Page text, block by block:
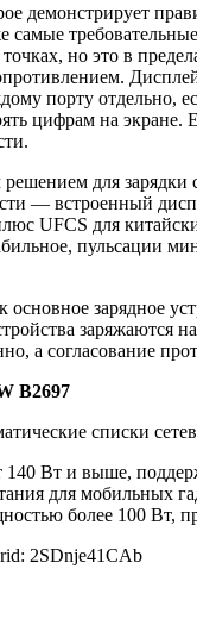
демонстрирует
но это в
порту отдельно,
цифрам на экране.
для
— встроенный
UFCS для
пульсации
зарядное
заряжаются
а согласование
B2697
списки
Вт и выше,
для мобильных
более 100 Вт,
2SDnje41CAb